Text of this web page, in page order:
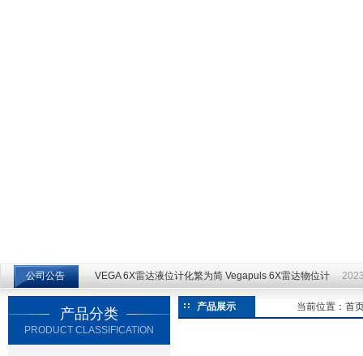
公司公告 VEGA 6X雷达液位计化繁为简 Vegapuls 6X雷达物位计
产品分类
PRODUCT CLASSIFICATION
产品展示 当前位置： 首